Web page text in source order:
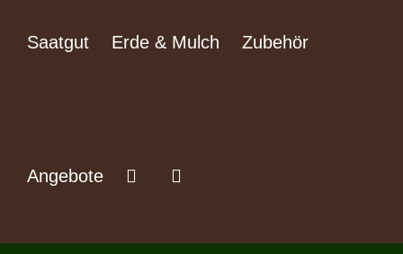
Saatgut Erde & Mulch Zubehör
Angebote